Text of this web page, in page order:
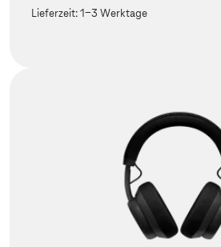
Lieferzeit:1-3 Werktage